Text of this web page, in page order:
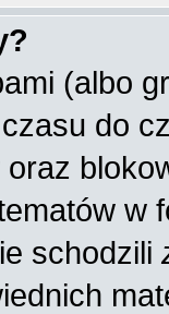
(albo
do
w
schodzili